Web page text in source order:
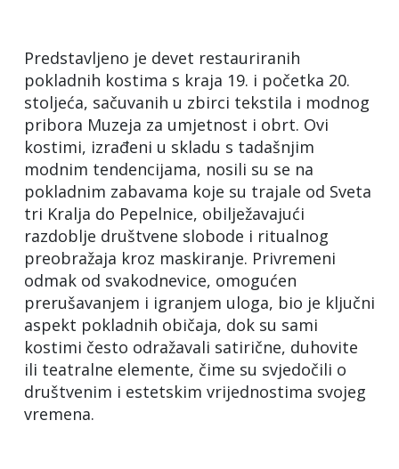
Predstavljeno je devet restauriranih
pokladnih kostima s kraja 19. i početka 20.
stoljeća, sačuvanih u zbirci tekstila i modnog
pribora Muzeja za umjetnost i obrt. Ovi
kostimi, izrađeni u skladu s tadašnjim
modnim tendencijama, nosili su se na
pokladnim zabavama koje su trajale od Sveta
tri Kralja do Pepelnice, obilježavajući
razdoblje društvene slobode i ritualnog
preobražaja kroz maskiranje. Privremeni
odmak od svakodnevice, omogućen
prerušavanjem i igranjem uloga, bio je ključni
aspekt pokladnih običaja, dok su sami
kostimi često odražavali satirične, duhovite
ili teatralne elemente, čime su svjedočili o
društvenim i estetskim vrijednostima svojeg
vremena.